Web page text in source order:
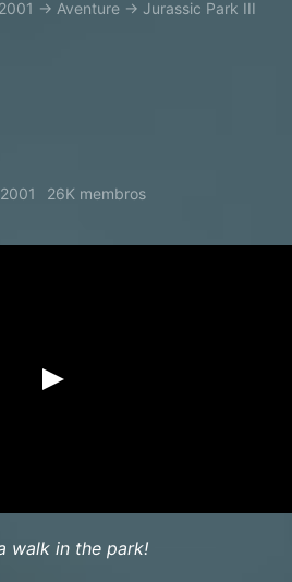
2001 → Aventure → Jurassic Park III
26K membros
walk in the park!